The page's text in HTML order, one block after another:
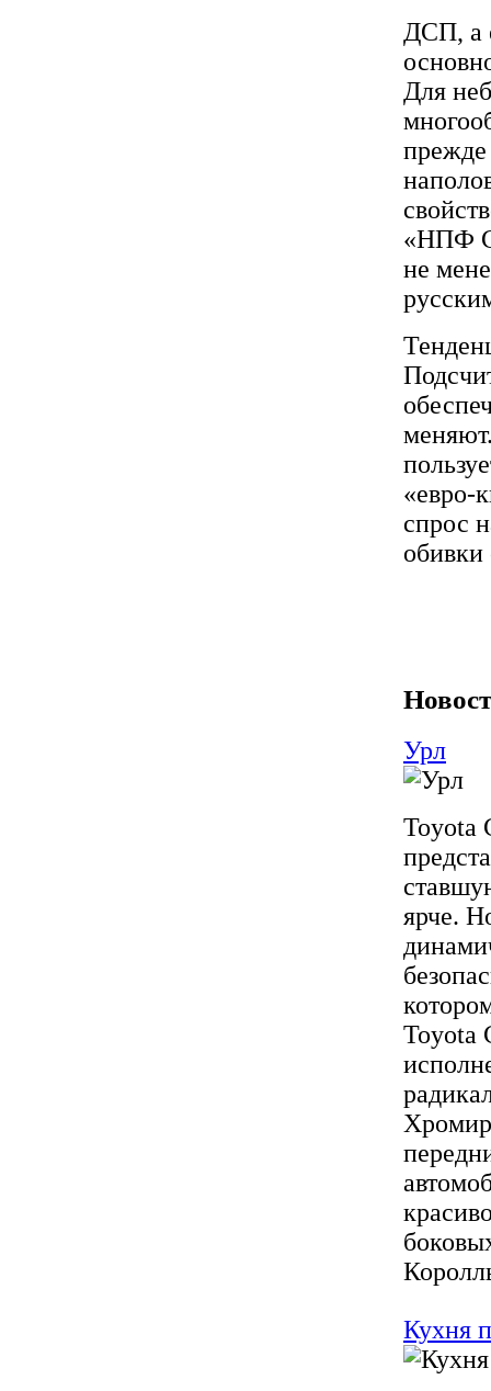
ДСП, а
Для
прежде
«НПФ
не
«евро-
спрос
обивки
Урл
Toyota
ярче.
Toyota
Кухня